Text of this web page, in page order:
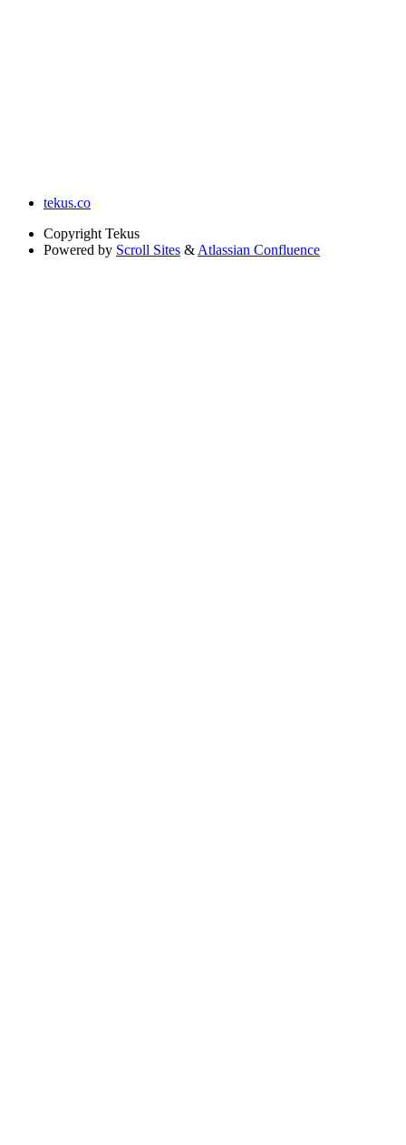
tekus.co
Copyright Tekus
Powered by Scroll Sites & Atlassian Confluence